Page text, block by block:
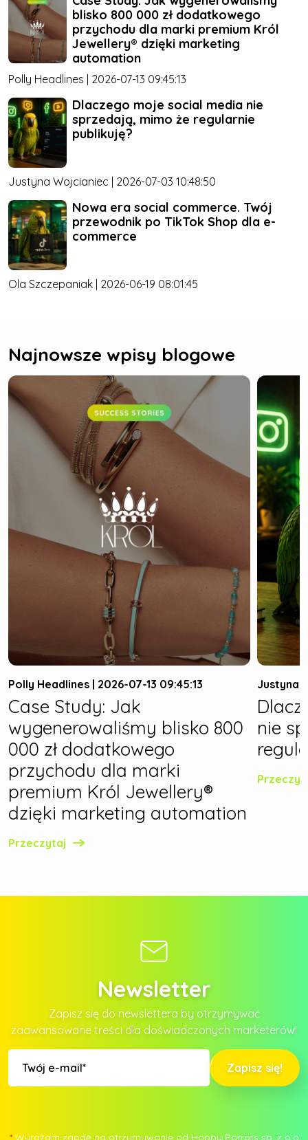
blisko 800 000 zł dodatkowego
przychodu dla marki premium Król
Jewellery® dzięki marketing
automation
Polly Headlines | 2026-07-13 09:45:13
Dlaczego moje social media nie
sprzedają, mimo że regularnie
publikuję?
Justyna Wojcianiec | 2026-07-03 10:48:50
Nowa era social commerce. Twój
przewodnik po TikTok Shop dla e-
commerce
Ola Szczepaniak | 2026-06-19 08:01:45
Najnowsze wpisy blogowe
Polly Headlines | 2026-07-13 09:45:13
Case Study: Jak
wygenerowaliśmy blisko 800
000 zł dodatkowego
przychodu dla marki
premium Król Jewellery®
dzięki marketing automation
Przeczytaj
Justyna
nie
Newsletter
Zapisz się do newslettera by otrzymywać
zaawansowane treści dla doświadczonych marketerów!
Zapisz się!
* Wyrażam zgodę na otrzymywanie od Happy Parrots sp. z o.o